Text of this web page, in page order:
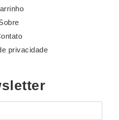
privacidade